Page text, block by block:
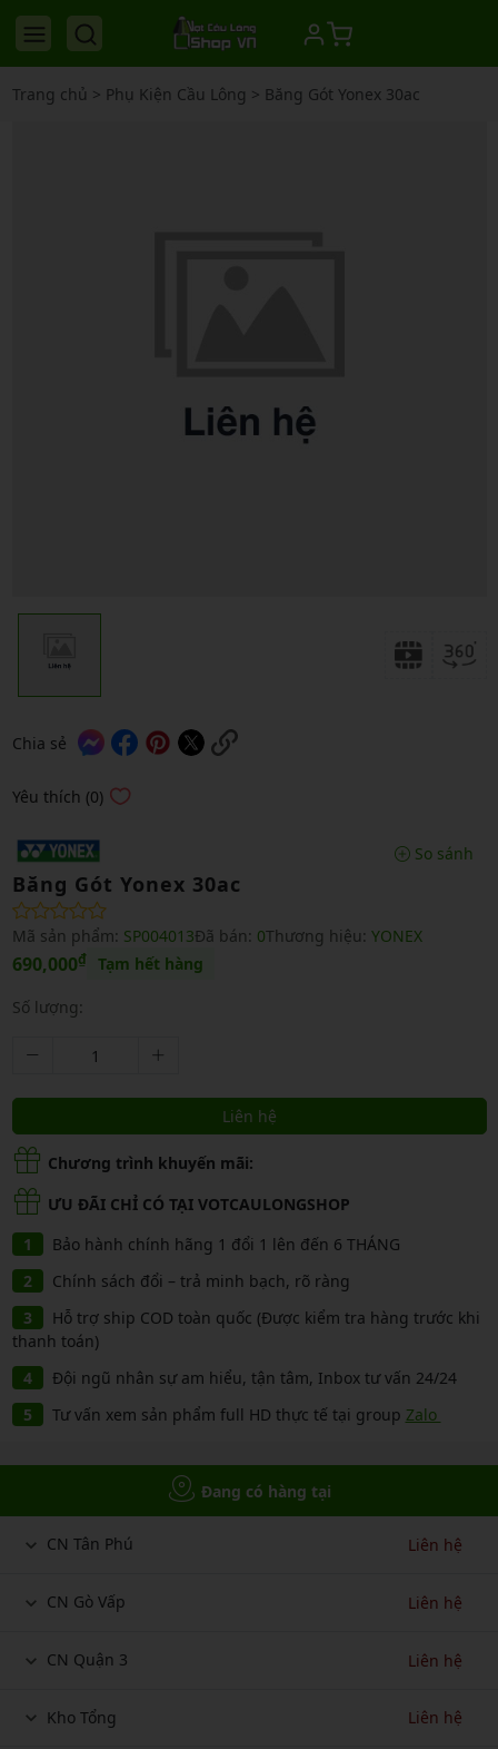
Trang chủ > Phụ Kiện Cầu Lông > Băng Gót Yonex 30ac
Chia sẻ
Yêu thích (0)
So sánh
Băng Gót Yonex 30ac
Mã sản phẩm: SP004013Đã bán: 0Thương hiệu: YONEX
690,000₫ Tạm hết hàng
Số lượng:
Liên hệ
Chương trình khuyến mãi:
ƯU ĐÃI CHỈ CÓ TẠI VOTCAULONGSHOP
Bảo hành chính hãng 1 đổi 1 lên đến 6 THÁNG
Chính sách đổi – trả minh bạch, rõ ràng
Hỗ trợ ship COD toàn quốc (Được kiểm tra hàng trước khi
thanh toán)
Đội ngũ nhân sự am hiểu, tận tâm, Inbox tư vấn 24/24
Tư vấn xem sản phẩm full HD thực tế tại group Zalo
Đang có hàng tại
CN Tân Phú Liên hệ
CN Gò Vấp Liên hệ
CN Quận 3 Liên hệ
Kho Tổng Liên hệ